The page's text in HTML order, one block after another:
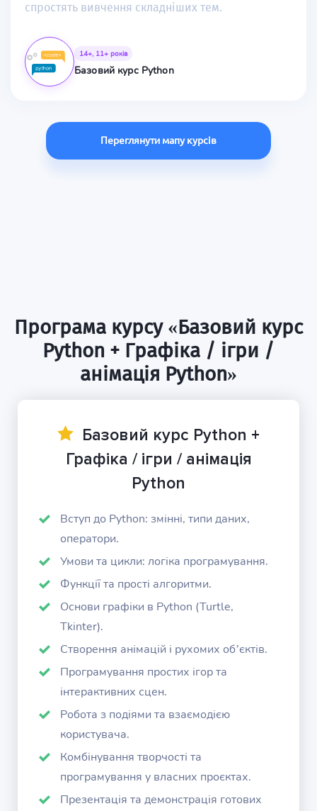
спростять вивчення складніших тем.
14+, 11+ років
Базовий курс Python
Переглянути мапу курсів
Програма курсу «Базовий курс
Python + Графіка / ігри /
анімація Python»
Базовий курс Python +
Графіка / ігри / анімація
Python
Вступ до Python: змінні, типи даних,
оператори.
Умови та цикли: логіка програмування.
Функції та прості алгоритми.
Основи графіки в Python (Turtle,
Tkinter).
Створення анімацій і рухомих об’єктів.
Програмування простих ігор та
інтерактивних сцен.
Робота з подіями та взаємодією
користувача.
Комбінування творчості та
програмування у власних проєктах.
Презентація та демонстрація готових